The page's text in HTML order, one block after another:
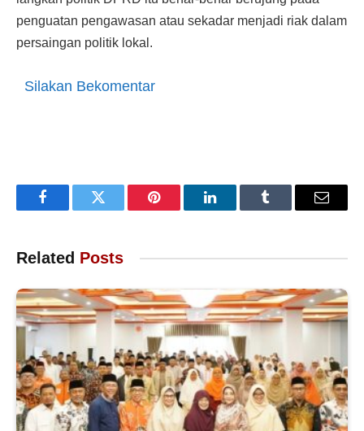
penguatan pengawasan atau sekadar menjadi riak dalam
persaingan politik lokal.
Silakan Bekomentar
FacebookTwitter Pinterest LinkedInTumblr Email
Related Posts